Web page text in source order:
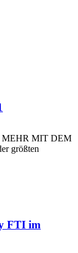
MEHR MIT DEM
größten
FTI im